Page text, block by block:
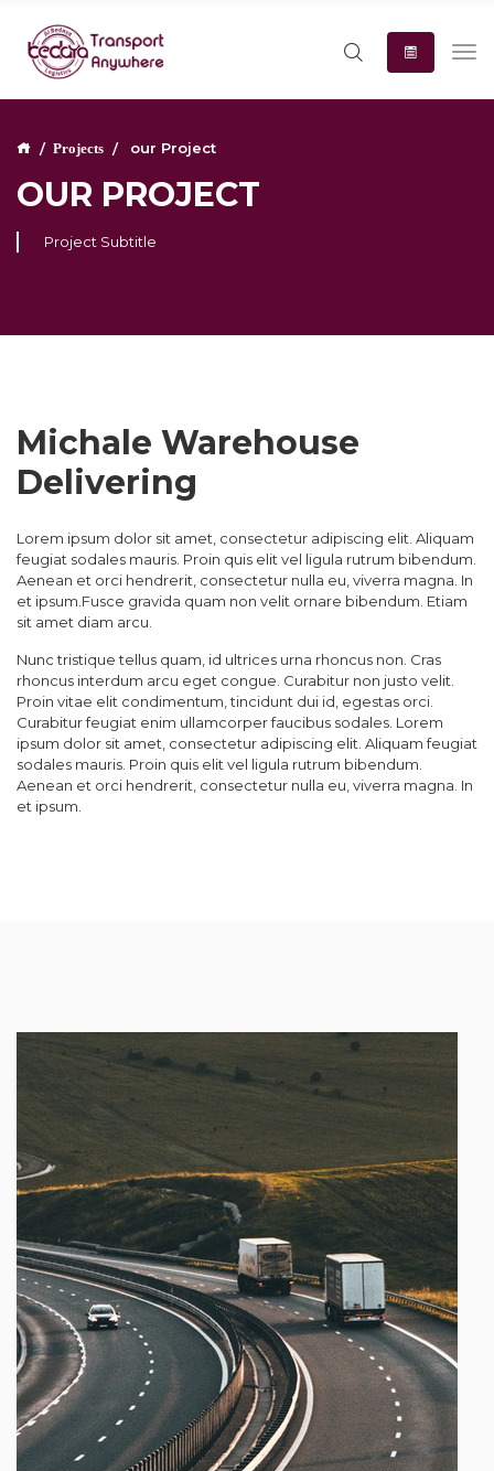
Projects our Project
OUR PROJECT
Project Subtitle
Michale Warehouse
Delivering
Lorem ipsum dolor sit amet, consectetur adipiscing elit. Aliquam
feugiat sodales mauris. Proin quis elit vel ligula rutrum bibendum.
Aenean et orci hendrerit, consectetur nulla eu, viverra magna. In
et ipsum.Fusce gravida quam non velit ornare bibendum. Etiam
sit amet diam arcu.
Nunc tristique tellus quam, id ultrices urna rhoncus non. Cras
rhoncus interdum arcu eget congue. Curabitur non justo velit.
Proin vitae elit condimentum, tincidunt dui id, egestas orci.
Curabitur feugiat enim ullamcorper faucibus sodales. Lorem
ipsum dolor sit amet, consectetur adipiscing elit. Aliquam feugiat
sodales mauris. Proin quis elit vel ligula rutrum bibendum.
Aenean et orci hendrerit, consectetur nulla eu, viverra magna. In
et ipsum.